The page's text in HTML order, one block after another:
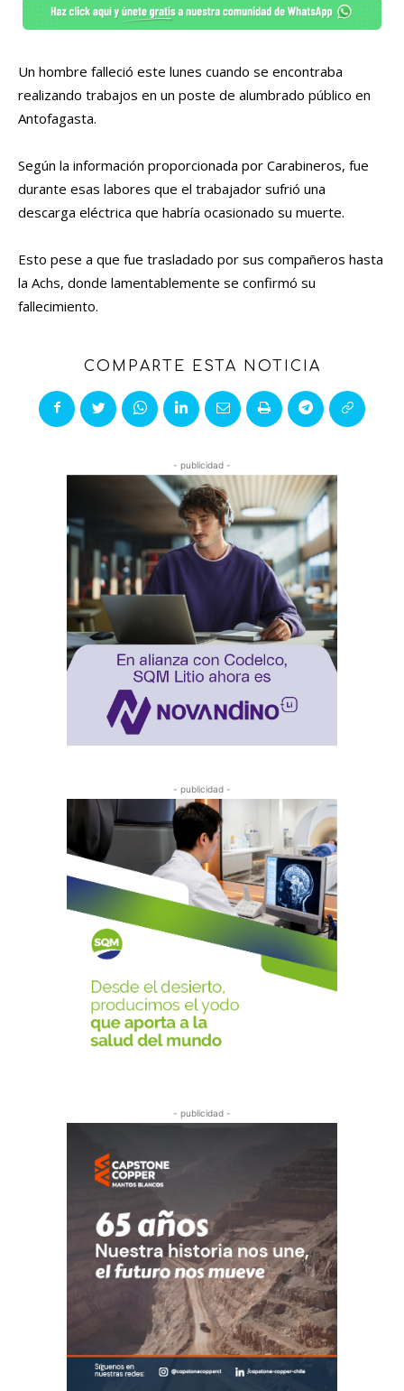
Un hombre falleció este lunes cuando se encontraba
realizando trabajos en un poste de alumbrado público en
Antofagasta.
Según la información proporcionada por Carabineros, fue
durante esas labores que el trabajador sufrió una
descarga eléctrica que habría ocasionado su muerte.
Esto pese a que fue trasladado por sus compañeros hasta
la Achs, donde lamentablemente se confirmó su
fallecimiento.
COMPARTE ESTA NOTICIA
- publicidad -
- publicidad -
- publicidad -